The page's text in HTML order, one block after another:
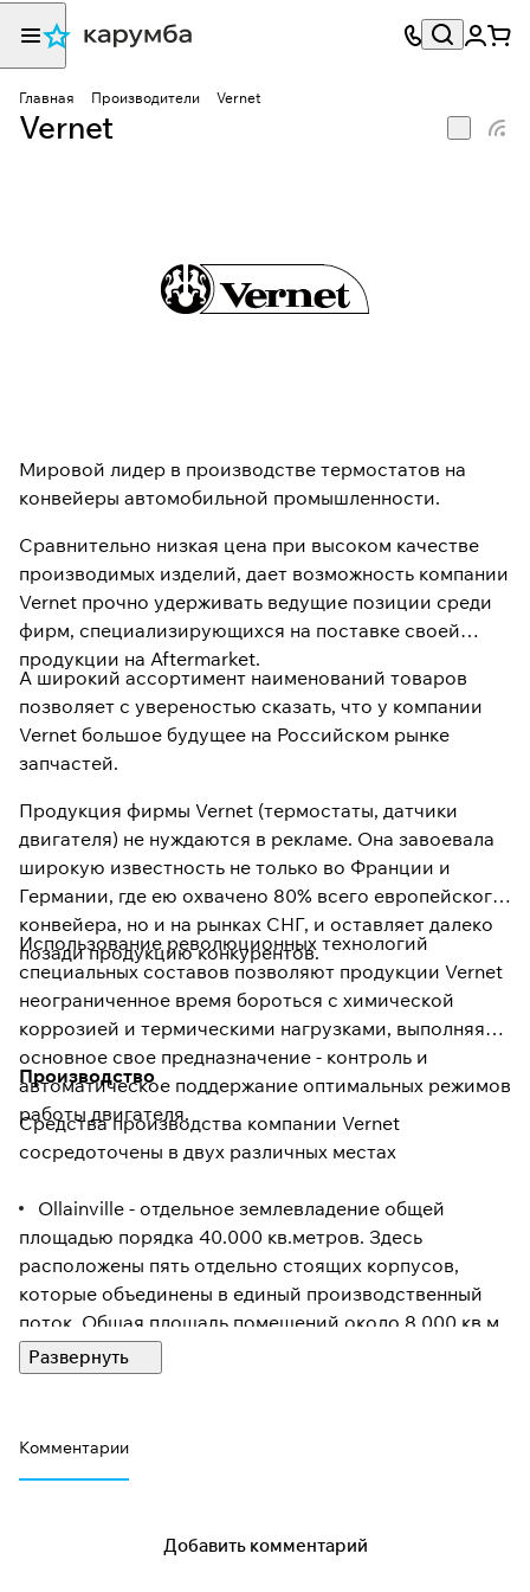
Главная Производители Vernet
Vernet
Мировой лидер в производстве термостатов на
конвейеры автомобильной промышленности.
Сравнительно низкая цена при высоком качестве
производимых изделий, дает возможность компании
Vernet прочно удерживать ведущие позиции среди
фирм, специализирующихся на поставке своей
продукции на Aftermarket.
А широкий ассортимент наименований товаров
позволяет с увереностью сказать, что у компании
Vernet большое будущее на Российском рынке
запчастей.
Продукция фирмы Vernet (термостаты, датчики
двигателя) не нуждаются в рекламе. Она завоевала
широкую известность не только во Франции и
Германии, где ею охвачено 80% всего европейского
конвейера, но и на рынках СНГ, и оставляет далеко
позади продукцию конкурен­тов.
Использование революционных технологий
специальных составов позволяют продукции Vernet
неограниченное время бороться с химической
коррозией и термичес­кими нагрузками, выполняя
основное свое предназначение - контроль и
автоматическое поддержание оптимальных режимов
работы двигателя.
Производство
Средства производства компании Vernet
сосредоточены в двух различных местах
Ollainville - отдельное землевладение общей
площадью порядка 40.000 кв.метров. Здесь
расположены пять отдельно стоящих корпусов,
которые объединены в единый производственный
поток. Общая площадь помещений около 8.000 кв.м.
Cinq-Mars-la-Pile - 2.000 кв.м. производственных
а также ведают вопросами поставки запасных
частей (упаковка, складирование, отправка).
образом, чтобы удовлетворять самые разные
Комментарии
Добавить комментарий